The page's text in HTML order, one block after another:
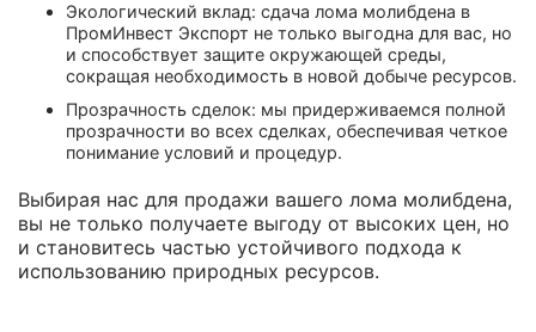
Экологический вклад: сдача лома молибдена в
ПромИнвест Экспорт не только выгодна для вас, но
и способствует защите окружающей среды,
сокращая необходимость в новой добыче ресурсов.
Прозрачность сделок: мы придерживаемся полной
прозрачности во всех сделках, обеспечивая четкое
понимание условий и процедур.
Выбирая нас для продажи вашего лома молибдена,
вы не только получаете выгоду от высоких цен, но
и становитесь частью устойчивого подхода к
использованию природных ресурсов.